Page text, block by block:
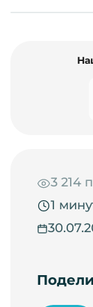
3 214
1